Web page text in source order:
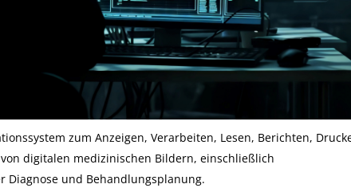
zum Anzeigen, Verarbeiten, Lesen, Berichten,
digitalen medizinischen Bildern, einschließlich
Diagnose und Behandlungsplanung.